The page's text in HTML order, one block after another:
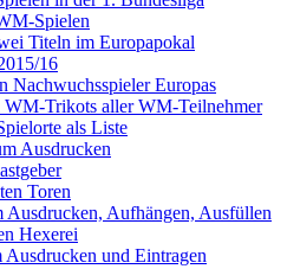
Spielen
Titeln im Europapokal
16
Nachwuchsspieler Europas
Trikots aller WM-Teilnehmer
als Liste
Ausdrucken
Toren
Aufhängen, Ausfüllen
Hexerei
und Eintragen